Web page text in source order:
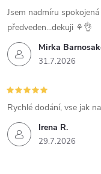
Mirka
31.7.2026
Jsem nadmíru
předveden...dekuji ⚘️👌
Irena R.
29.7.2026
Rychlé dodání, vse jak